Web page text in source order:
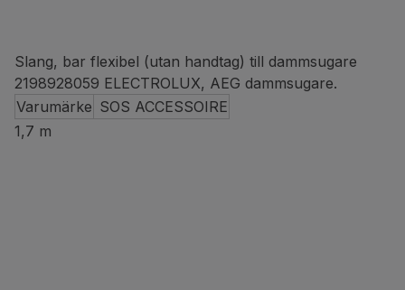
Slang, bar flexibel (utan handtag) till dammsugare
2198928059 ELECTROLUX, AEG dammsugare.
Varumärke SOS ACCESSOIRE
1,7 m